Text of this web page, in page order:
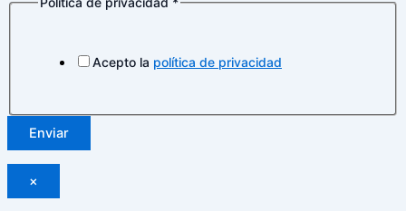
Acepto la política de privacidad
Enviar
×